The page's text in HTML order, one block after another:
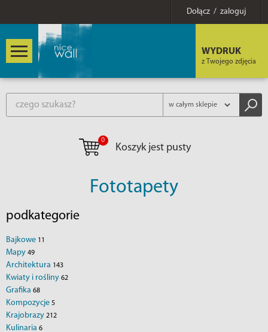
Dołącz / zaloguj
WYDRUK
z Twojego zdjęcia
0
Koszyk jest pusty
Fototapety
podkategorie
Bajkowe 11
Mapy 49
Architektura 143
Kwiaty i rośliny 62
Grafika 68
Kompozycje 5
Krajobrazy 212
Kulinaria 6